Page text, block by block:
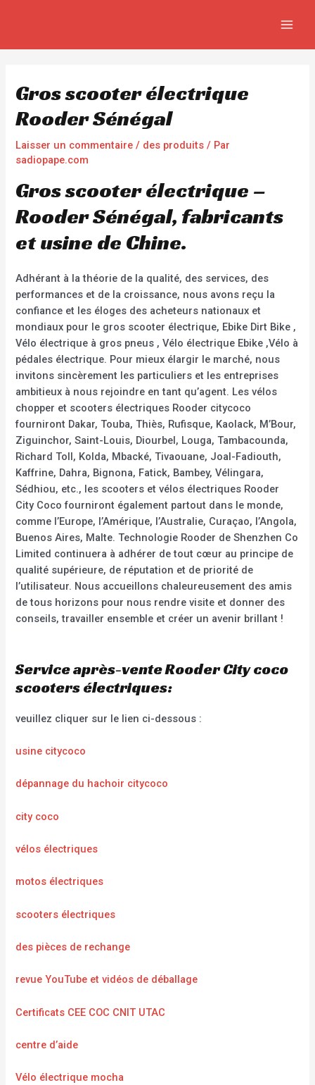
Gros scooter électrique
Rooder Sénégal
Laisser un commentaire / des produits / Par
sadiopape.com
Gros scooter électrique –
Rooder Sénégal, fabricants
et usine de Chine.
Adhérant à la théorie de la qualité, des services, des
performances et de la croissance, nous avons reçu la
confiance et les éloges des acheteurs nationaux et
mondiaux pour le gros scooter électrique, Ebike Dirt Bike ,
Vélo électrique à gros pneus , Vélo électrique Ebike ,Vélo à
pédales électrique. Pour mieux élargir le marché, nous
invitons sincèrement les particuliers et les entreprises
ambitieux à nous rejoindre en tant qu’agent. Les vélos
chopper et scooters électriques Rooder citycoco
fourniront Dakar, Touba, Thiès, Rufisque, Kaolack, M’Bour,
Ziguinchor, Saint-Louis, Diourbel, Louga, Tambacounda,
Richard Toll, Kolda, Mbacké, Tivaouane, Joal-Fadiouth,
Kaffrine, Dahra, Bignona, Fatick, Bambey, Vélingara,
Sédhiou, etc., les scooters et vélos électriques Rooder
City Coco fourniront également partout dans le monde,
comme l’Europe, l’Amérique, l’Australie, Curaçao, l’Angola,
Buenos Aires, Malte. Technologie Rooder de Shenzhen Co
Limited continuera à adhérer de tout cœur au principe de
qualité supérieure, de réputation et de priorité de
l’utilisateur. Nous accueillons chaleureusement des amis
de tous horizons pour nous rendre visite et donner des
conseils, travailler ensemble et créer un avenir brillant !
Service après-vente Rooder City coco
scooters électriques:
veuillez cliquer sur le lien ci-dessous :
usine citycoco
dépannage du hachoir citycoco
city coco
vélos électriques
motos électriques
scooters électriques
des pièces de rechange
revue YouTube et vidéos de déballage
Certificats CEE COC CNIT UTAC
centre d’aide
Vélo électrique mocha